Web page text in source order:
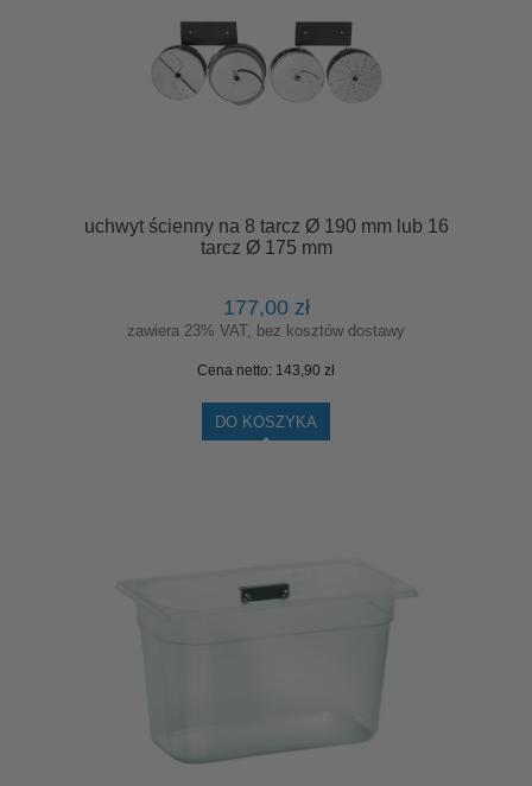
uchwyt ścienny na 8 tarcz Ø 190 mm lub 16
tarcz Ø 175 mm
177,00 zł
zawiera 23% VAT, bez kosztów dostawy
Cena netto: 143,90 zł
DO KOSZYKA